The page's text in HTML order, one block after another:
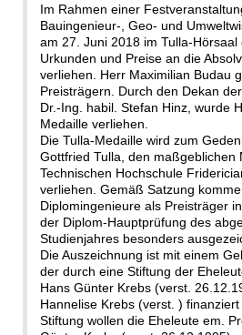
Im Rahmen einer
Bauingenieur-, Geo- und
am 27. Juni 2018 im Tulla-Hörsaal
Urkunden und Preise an die
verliehen. Herr Maximilian Budau
Preisträgern. Durch den Dekan
Dr.-Ing. habil. Stefan Hinz, wurde
Medaille verliehen.
Die Tulla-Medaille wird zum
Gottfried Tulla, den maßgeblichen
Technischen Hochschule
verliehen. Gemäß Satzung
Diplomingenieure als Preisträger
der Diplom-Hauptprüfung des
Studienjahres besonders
Die Auszeichnung ist mit einem
der durch eine Stiftung der
Hans Günter Krebs (verst.
Hannelise Krebs (verst. )
Stiftung wollen die Eheleute em.